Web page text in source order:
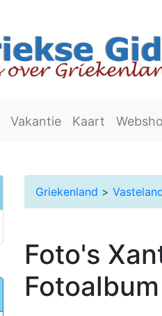
Vakantie Kaart
Griekenland >
Foto's
Fotoalbum